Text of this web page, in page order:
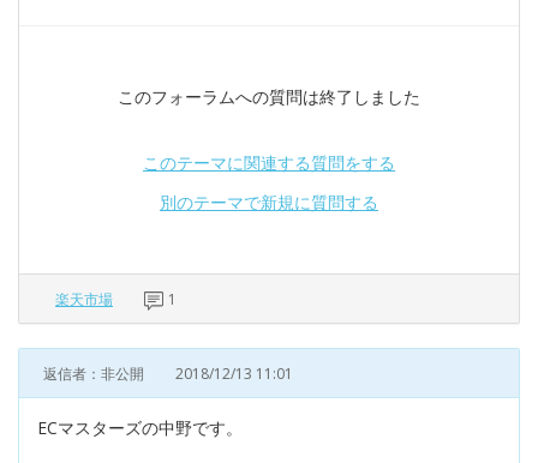
このフォーラムへの質問は終了しました
このテーマに関連する質問をする
別のテーマで新規に質問する
楽天市場 1
返信者：非公開 2018/12/13 11:01
ECマスターズの中野です。